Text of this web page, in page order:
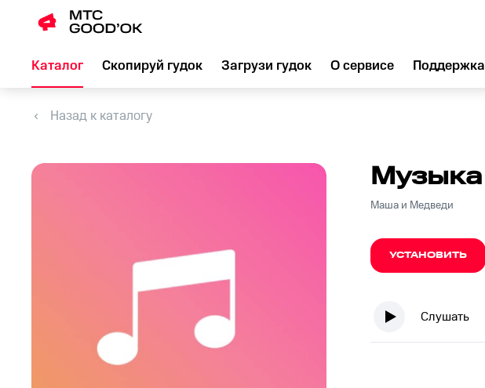
Каталог Скопируй гудок Загрузи гудок О сервисе Поддержка
Назад к каталогу
Музыка
Маша и Медведи
УСТАНОВИТЬ
Слушать